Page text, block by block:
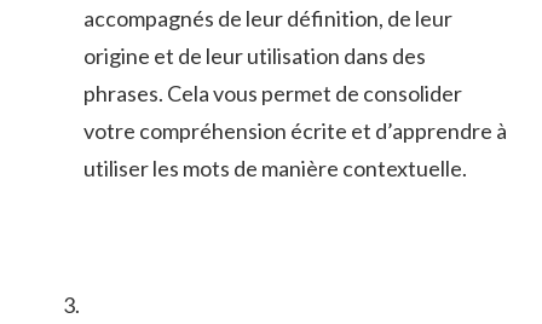
accompagnés de leur définition, de leur
origine et‌ de leur​ utilisation dans des
phrases. Cela vous​ permet de ​consolider​
votre compréhension écrite et d’apprendre⁤ à​
utiliser​ les‌ mots‍ de manière contextuelle.